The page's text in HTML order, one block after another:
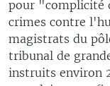
pour "complicité
crimes contre
magistrats du
tribunal de
instruits environ